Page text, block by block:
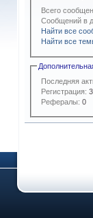
Всего
Сообщений в
Найти все
Найти все
Последняя
Регистрация:
Рефералы: 0